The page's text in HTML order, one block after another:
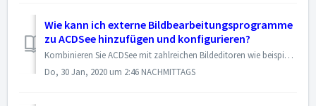
Wie kann ich externe Bildbearbeitungsprogramme
zu ACDSee hinzufügen und konfigurieren?
Kombinieren Sie ACDSee mit zahlreichen Bildeditoren wie beispielsweise Canvas und legen Sie fest, welcher Bildeditor standardmäßig von ACDSee geöffnet werden...
Do, 30 Jan, 2020 um 2:46 NACHMITTAGS